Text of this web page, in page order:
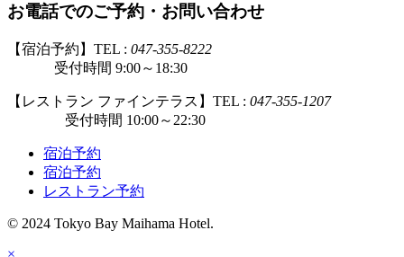
お電話でのご予約・お問い合わせ
【宿泊予約】TEL : 047-355-8222
受付時間 9:00～18:30
【レストラン ファインテラス】TEL : 047-355-1207
受付時間 10:00～22:30
宿泊予約
宿泊予約
レストラン予約
© 2024 Tokyo Bay Maihama Hotel.
×